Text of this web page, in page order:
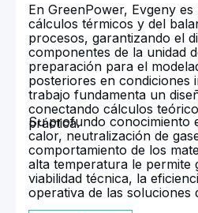
En GreenPower, Evgeny
cálculos térmicos y del
procesos, garantizando el
componentes de la unidad
preparación para el
posteriores en condiciones
trabajo fundamenta un
conectando cálculos
práctica.
Su profundo conocimiento
calor, neutralización de
comportamiento de los
alta temperatura le permite
viabilidad técnica, la
operativa de las soluciones